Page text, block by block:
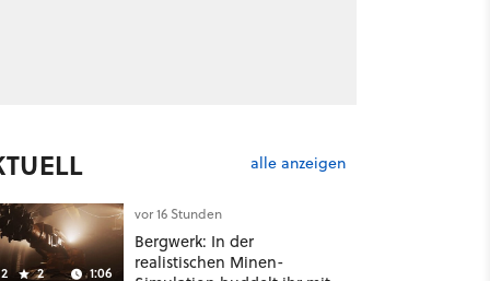
alle anzeigen
2 1:06
vor 16 Stunden
Bergwerk: In der
realistischen Minen-